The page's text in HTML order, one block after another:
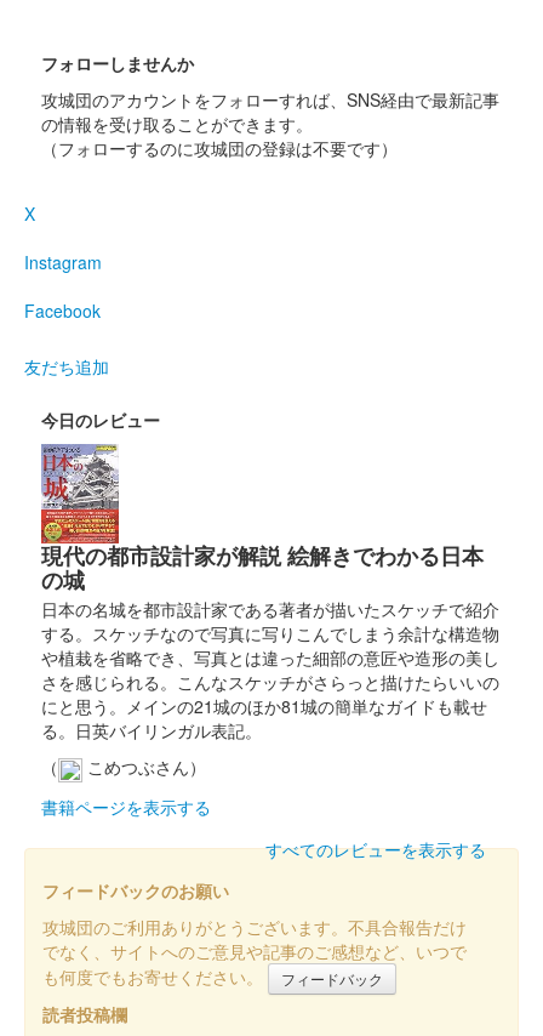
フォローしませんか
攻城団のアカウントをフォローすれば、SNS経由で最新記事
の情報を受け取ることができます。
（フォローするのに攻城団の登録は不要です）
X
Instagram
Facebook
友だち追加
今日のレビュー
現代の都市設計家が解説 絵解きでわかる日本
の城
日本の名城を都市設計家である著者が描いたスケッチで紹介
する。スケッチなので写真に写りこんでしまう余計な構造物
や植栽を省略でき、写真とは違った細部の意匠や造形の美し
さを感じられる。こんなスケッチがさらっと描けたらいいの
にと思う。メインの21城のほか81城の簡単なガイドも載せ
る。日英バイリンガル表記。
（
こめつぶさん）
書籍ページを表示する
すべてのレビューを表示する
フィードバックのお願い
攻城団のご利用ありがとうございます。不具合報告だけ
でなく、サイトへのご意見や記事のご感想など、いつで
も何度でもお寄せください。
フィードバック
読者投稿欄